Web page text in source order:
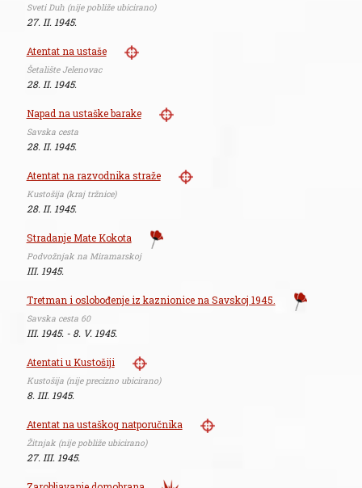
Sveti Duh (nije pobliže ubicirano)
27. II. 1945.
Atentat na ustaše
Šetalište Jelenovac
28. II. 1945.
Napad na ustaške barake
Savska cesta
28. II. 1945.
Atentat na razvodnika straže
Kustošija (kraj tržnice)
28. II. 1945.
Stradanje Mate Kokota
Podvožnjak na Miramarskoj
III. 1945.
Tretman i oslobođenje iz kaznionice na Savskoj 1945.
Savska cesta 60
III. 1945. - 8. V. 1945.
Atentati u Kustošiji
Kustošija (nije precizno ubicirano)
8. III. 1945.
Atentat na ustaškog natporučnika
Žitnjak (nije pobliže ubicirano)
27. III. 1945.